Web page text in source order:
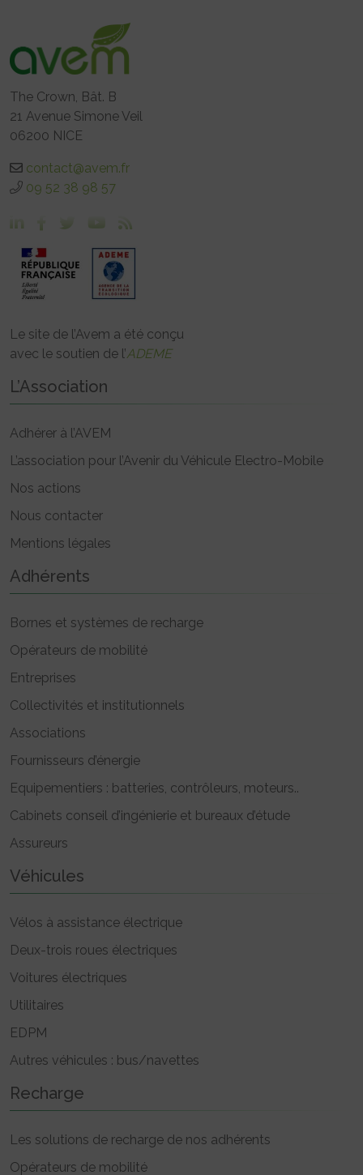
The Crown, Bât. B
21 Avenue Simone Veil
06200 NICE
contact@avem.fr
09 52 38 98 57
Le site de l’Avem a été conçu
avec le soutien de l’ADEME
L’Association
Adhérer à l’AVEM
L’association pour l’Avenir du Véhicule Electro-Mobile
Nos actions
Nous contacter
Mentions légales
Adhérents
Bornes et systèmes de recharge
Opérateurs de mobilité
Entreprises
Collectivités et institutionnels
Associations
Fournisseurs d’énergie
Equipementiers : batteries, contrôleurs, moteurs..
Cabinets conseil d’ingénierie et bureaux d’étude
Assureurs
Véhicules
Vélos à assistance électrique
Deux-trois roues électriques
Voitures électriques
Utilitaires
EDPM
Autres véhicules : bus/navettes
Recharge
Les solutions de recharge de nos adhérents
Opérateurs de mobilité